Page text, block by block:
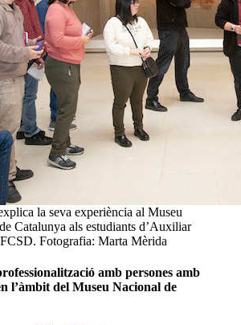
la seva experiència al Museu
Catalunya als estudiants d’Auxiliar
Fotografia: Marta Mèrida
amb persones amb
l’àmbit del Museu Nacional de